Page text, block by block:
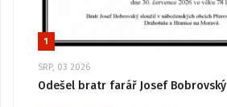
1
SRP, 03 2026
Odešel bratr farář Josef Bobrovský